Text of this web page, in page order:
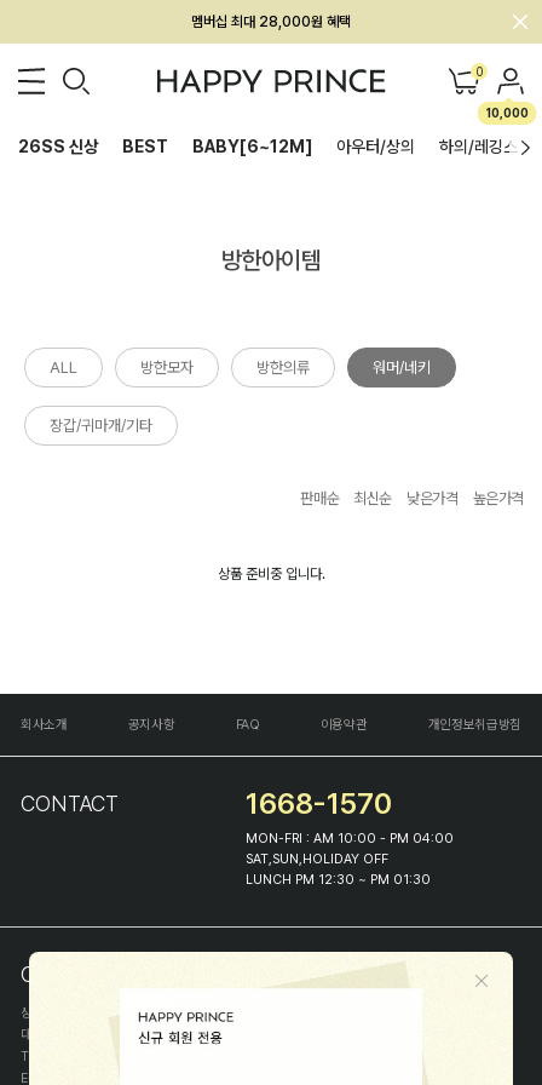
멤버십 최대 28,000원 혜택
0
10,000
26SS 신상 BEST BABY[6~12M] 아우터/상의 하의/레깅스
방한아이템
ALL 방한모자 방한의류 워머/네키
장갑/귀마개/기타
판매순 최신순 낮은가격 높은가격
상품 준비중 입니다.
회사소개 공지사항 FAQ 이용약관 개인정보취급방침
CONTACT 1668-1570
MON-FRI : AM 10:00 - PM 04:00
SAT,SUN,HOLIDAY OFF
LUNCH PM 12:30 ~ PM 01:30
COMPANY INFO
상호
(주)해피프린스
대표
이화진
TEL
E-MAIL